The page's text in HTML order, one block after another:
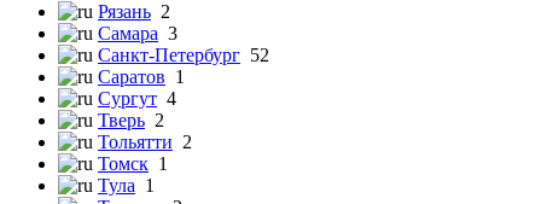
Рязань 2
Самара 3
Санкт-Петербург 52
Саратов 1
Сургут 4
Тверь 2
Тольятти 2
Томск 1
Тула 1